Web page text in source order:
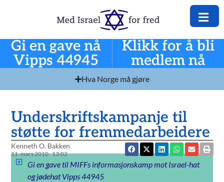
Gi en gave nå
Vipps 44945
Klikk for å bli
medlem nå
Hva Norge må gjøre
Underskriftskampanje til
støtte for fremmedarbeidere
Kenneth O. Bakken
11. mars 2010 13:02
Gi en gave til MIFFs informasjonskamp mot Israel-hat
og jødehat Vipps 44945